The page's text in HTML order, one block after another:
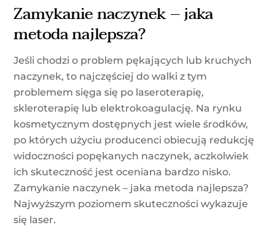
Zamykanie naczynek – jaka
metoda najlepsza?
Jeśli chodzi o problem pękających lub kruchych
naczynek, to najczęściej do walki z tym
problemem sięga się po laseroterapię,
skleroterapię lub elektrokoagulację. Na rynku
kosmetycznym dostępnych jest wiele środków,
po których użyciu producenci obiecują redukcję
widoczności popękanych naczynek, aczkolwiek
ich skuteczność jest oceniana bardzo nisko.
Zamykanie naczynek – jaka metoda najlepsza?
Najwyższym poziomem skuteczności wykazuje
się laser.